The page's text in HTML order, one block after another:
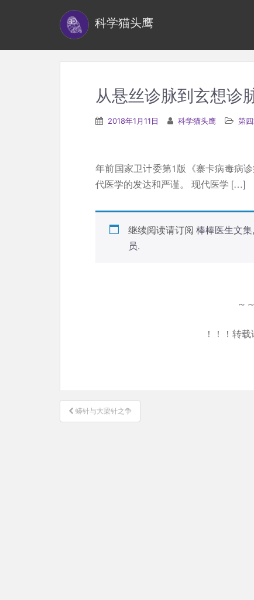
科学猫头鹰
从悬丝诊脉到玄想诊
2018年1月11日 科学猫头鹰 第
年前国家卫计委第1版《寨卡病毒病
代医学的发达和严谨。 现代医学 […]
继续阅读请订阅 棒棒医生文集,
员.
～
！！！转
文
章
蟒针与大梁针之争